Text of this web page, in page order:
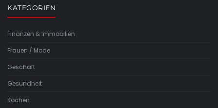
KATEGORIEN
Finanzen & Immobilien
Frauen / Mode
Geschäft
Gesundheit
Kochen